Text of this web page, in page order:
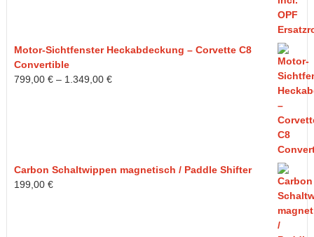
Motor-Sichtfenster Heckabdeckung – Corvette C8
Convertible
799,00 €– 1.349,00 €
Carbon Schaltwippen magnetisch / Paddle Shifter
199,00 €